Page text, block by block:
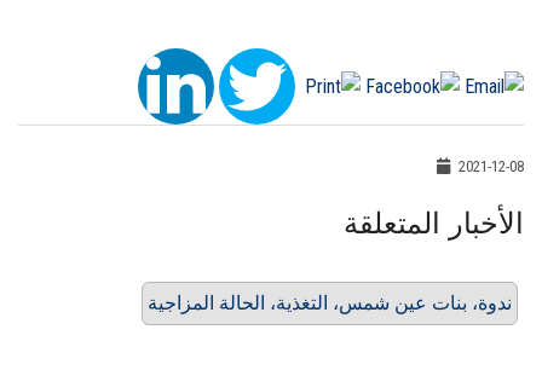
2021-12-08
الأخبار المتعلقة
ندوة، بنات عين شمس، التغذية، الحالة المزاجية